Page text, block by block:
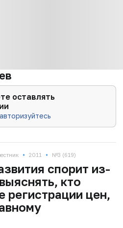
оставлять
авторизуйтесь
• 2011 • №3 (619)
спорит из-
кто
регистрации цен,